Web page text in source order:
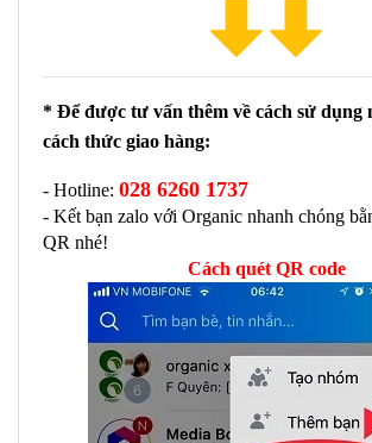
* Để được tư vấn thêm về cách sử dụng
cách thức giao hàng:
- Hotline: 028 6260 1737
- Kết bạn zalo với Organic nhanh chóng
QR nhé!
Cách quét QR code